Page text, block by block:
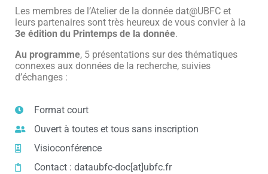
Les membres de l’Atelier de la donnée dat@UBFC et
leurs partenaires sont très heureux de vous convier à la
3e édition du Printemps de la donnée.
Au programme, 5 présentations sur des thématiques
connexes aux données de la recherche, suivies
d’échanges :
Format court
Ouvert à toutes et tous sans inscription
Visioconférence
Contact : dataubfc-doc[at]ubfc.fr